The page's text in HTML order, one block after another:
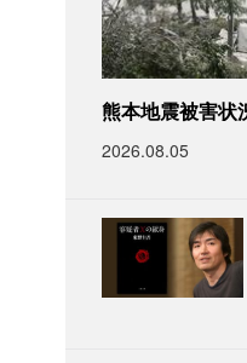
熊本地震被害状
2026.08.05